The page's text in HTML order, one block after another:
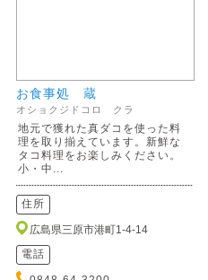
お食事処 蔵
オショクジドコロ クラ
地元で獲れた真ダコを使った料
理を取り揃えています。新鮮な
タコ料理をお楽しみください。
小・中...
住所
広島県三原市港町1-4-14
電話